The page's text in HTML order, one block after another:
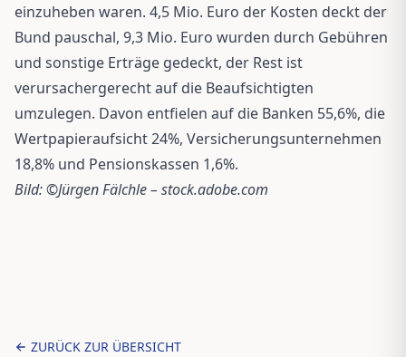
einzuheben waren. 4,5 Mio. Euro der Kosten deckt der
Bund pauschal, 9,3 Mio. Euro wurden durch Gebühren
und sonstige Erträge gedeckt, der Rest ist
verursachergerecht auf die Beaufsichtigten
umzulegen. Davon entfielen auf die Banken 55,6%, die
Wertpapieraufsicht 24%, Versicherungsunternehmen
18,8% und Pensionskassen 1,6%.
Bild: ©Jürgen Fälchle – stock.adobe.com
ZURÜCK ZUR ÜBERSICHT